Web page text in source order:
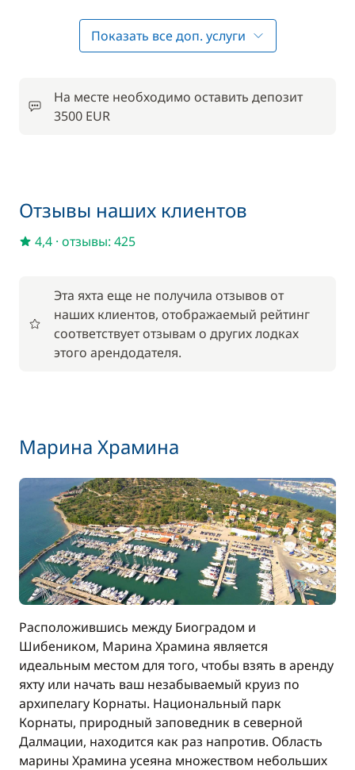
Полотенца / единицу
Сетка безопасности для детей 35,00 €
Шкипер
Показать все доп. услуги
На месте необходимо оставить депозит
3500 EUR
Отзывы наших клиентов
4,4 · отзывы: 425
Эта яхта еще не получила отзывов от
наших клиентов, отображаемый рейтинг
соответствует отзывам о других лодках
этого арендодателя.
Марина Храмина
Расположившись между Биоградом и
Шибеником, Марина Храмина является
идеальным местом для того, чтобы взять в аренду
яхту или начать ваш незабываемый круиз по
архипелагу Корнаты. Национальный парк
Корнаты, природный заповедник в северной
Далмации, находится как раз напротив. Область
марины Храмина усеяна множеством небольших